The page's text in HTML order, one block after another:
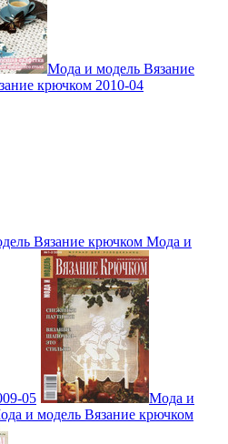
Мода и модель Вязание
крючком 2010-04
Вязание крючком Мода и
05
Мода и
и модель Вязание крючком